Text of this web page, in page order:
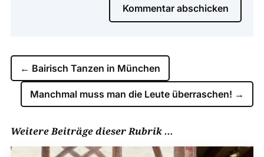
Kommentar abschicken
← Bairisch Tanzen in München
Manchmal muss man die Leute überraschen! →
Weitere Beiträge dieser Rubrik …